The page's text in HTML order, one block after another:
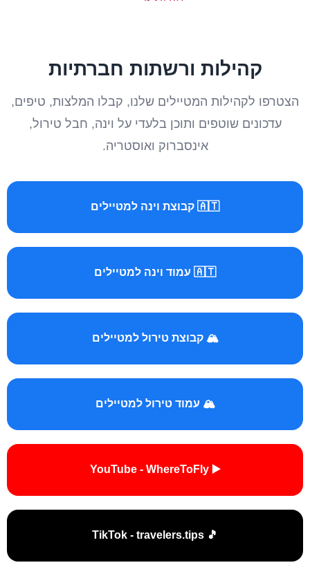
קהילות ורשתות חברתיות
הצטרפו לקהילות המטיילים שלנו, קבלו המלצות, טיפים,
עדכונים שוטפים ותוכן בלעדי על וינה, חבל טירול,
אינסברוק ואוסטריה.
🇦🇹 קבוצת וינה למטיילים
🇦🇹 עמוד וינה למטיילים
🏔️ קבוצת טירול למטיילים
🏔️ עמוד טירול למטיילים
▶️ YouTube - WhereToFly
🎵 TikTok - travelers.tips